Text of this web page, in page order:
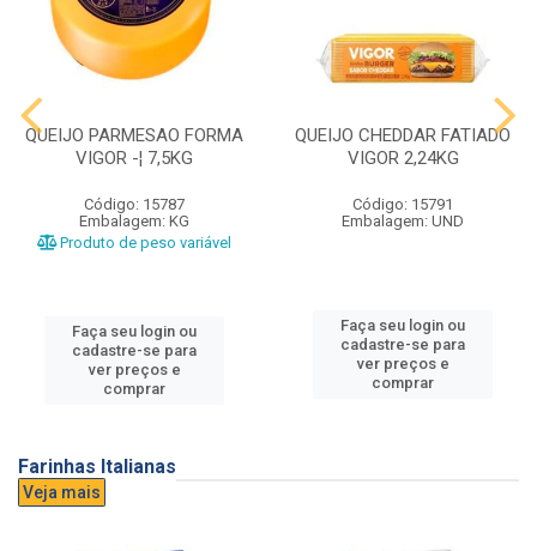
QUEIJO PARMESAO FORMA
VIGOR -¦ 7,5KG
Código: 15787
Embalagem: KG
Produto de peso variável
Faça seu login ou
cadastre-se para
ver preços e
comprar
QUEIJO CHEDDAR FATIADO
VIGOR 2,24KG
Código: 15791
Embalagem: UND
Faça seu login ou
cadastre-se para
ver preços e
comprar
Farinhas Italianas
Veja mais